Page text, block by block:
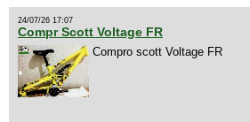
24/07/26 17:07
Compr Scott Voltage FR
Compro scott Voltage FR